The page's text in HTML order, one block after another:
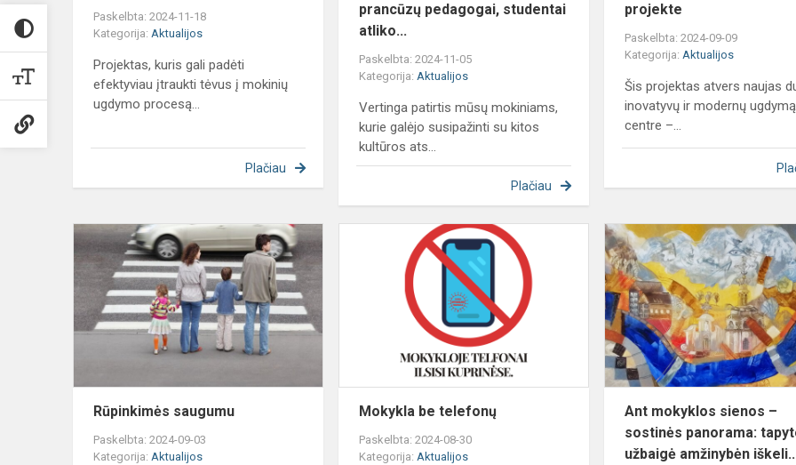
Paskelbta: 2024-11-18
Kategorija: Aktualijos
Projektas, kuris gali padėti
efektyviau įtraukti tėvus į mokinių
ugdymo procesą...
Plačiau
prancūzų pedagogai, studentai
atliko...
Paskelbta: 2024-11-05
Kategorija:Aktualijos
Vertinga patirtis mūsų mokiniams,
kurie galėjo susipažinti su kitos
kultūros ats...
Plačiau
projekte
Paskelbta: 2024-09-09
Kategorija:Aktualijos
Šis projektas atvers naujas
inovatyvų ir modernų
centre –...
Rūpinkimės
saugumu
Rūpinkimės saugumu
Paskelbta: 2024-09-03
Kategorija: Aktualijos
Mokykla
telefonų
Mokykla be telefonų
Paskelbta: 2024-08-30
Kategorija:Aktualijos
Ant mokyklos sienos –
sostinės panorama:
užbaigė amžinybėn